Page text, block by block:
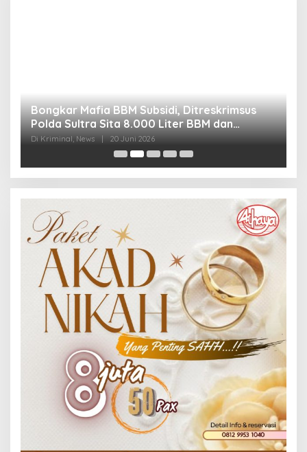
Bongkar Mafia BBM Subsidi, Ditreskrimsus
Polda Sultra Sita 8.000 Liter BBM dan
Ringkus 3 Tersangka
Di Kriminal, News | 20 Juni 2026